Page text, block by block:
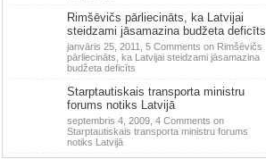
Rimšēvičs pārliecināts, ka Latvijai
steidzami jāsamazina budžeta deficīts
janvāris 25, 2011, 5 Comments on Rimšēvičs
pārliecināts, ka Latvijai steidzami jāsamazina
budžeta deficīts
Starptautiskais transporta ministru
forums notiks Latvijā
septembris 4, 2009, 4 Comments on
Starptautiskais transporta ministru forums
notiks Latvijā